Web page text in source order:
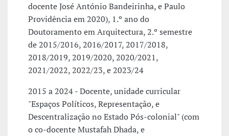
docente José António Bandeirinha, e Paulo
Providência em 2020), 1.º ano do
Doutoramento em Arquitectura, 2.º semestre
de 2015/2016, 2016/2017, 2017/2018,
2018/2019, 2019/2020, 2020/2021,
2021/2022, 2022/23, e 2023/24
2015 a 2024 - Docente, unidade curricular
"Espaços Políticos, Representação, e
Descentralização no Estado Pós-colonial" (com
o co-docente Mustafah Dhada, e